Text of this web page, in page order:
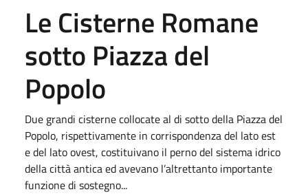
Le Cisterne Romane
sotto Piazza del
Popolo
Due grandi cisterne collocate al di sotto della Piazza del
Popolo, rispettivamente in corrispondenza del lato est
e del lato ovest, costituivano il perno del sistema idrico
della città antica ed avevano l’altrettanto importante
funzione di sostegno...